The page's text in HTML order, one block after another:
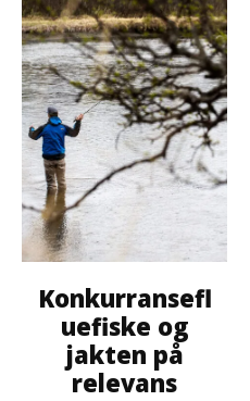
Konkurransefl
uefiske og
jakten på
relevans